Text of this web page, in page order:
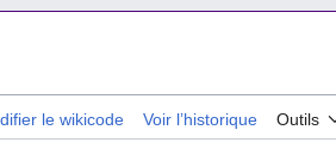
le wikicode Voir l’historique Outils